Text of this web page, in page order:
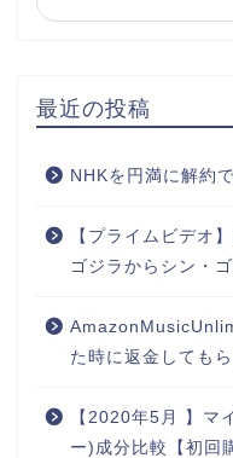
最近の投稿
NHKを円満に解約
【プライムビデオ
ゴジラからシン・ゴ
た時に返金しても
【2020年5月 】マ
ー)成分比較【初回